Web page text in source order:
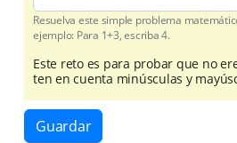
Resuelva este simple problema
ejemplo: Para 1+3, escriba 4.
Este reto es para probar que no
ten en cuenta minúsculas y
Guardar